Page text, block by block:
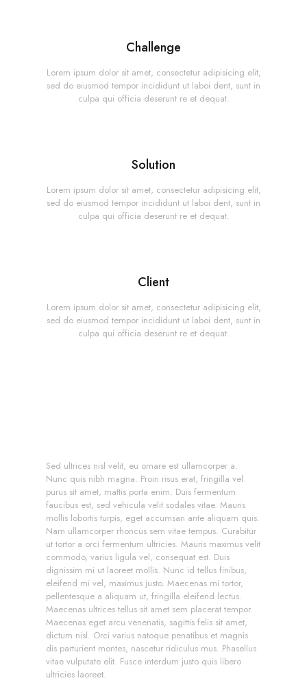
Challenge
Lorem ipsum dolor sit amet, consectetur adipisicing elit,
sed do eiusmod tempor incididunt ut laboi dent, sunt in
culpa qui officia deserunt re et dequat.
Solution
Lorem ipsum dolor sit amet, consectetur adipisicing elit,
sed do eiusmod tempor incididunt ut laboi dent, sunt in
culpa qui officia deserunt re et dequat.
Client
Lorem ipsum dolor sit amet, consectetur adipisicing elit,
sed do eiusmod tempor incididunt ut laboi dent, sunt in
culpa qui officia deserunt re et dequat.
Sed ultrices nisl velit, eu ornare est ullamcorper a.
Nunc quis nibh magna. Proin risus erat, fringilla vel
purus sit amet, mattis porta enim. Duis fermentum
faucibus est, sed vehicula velit sodales vitae. Mauris
mollis lobortis turpis, eget accumsan ante aliquam quis.
Nam ullamcorper rhoncus sem vitae tempus. Curabitur
ut tortor a orci fermentum ultricies. Mauris maximus velit
commodo, varius ligula vel, consequat est. Duis
dignissim mi ut laoreet mollis. Nunc id tellus finibus,
eleifend mi vel, maximus justo. Maecenas mi tortor,
pellentesque a aliquam ut, fringilla eleifend lectus.
Maecenas ultrices tellus sit amet sem placerat tempor.
Maecenas eget arcu venenatis, sagittis felis sit amet,
dictum nisl. Orci varius natoque penatibus et magnis
dis parturient montes, nascetur ridiculus mus. Phasellus
vitae vulputate elit. Fusce interdum justo quis libero
ultricies laoreet.